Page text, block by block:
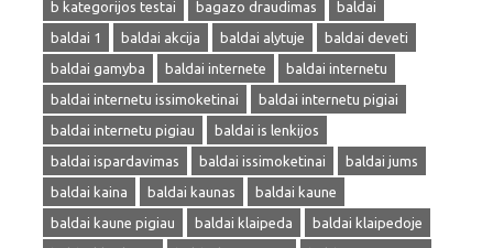
b kategorijos testai
bagazo draudimas
baldai
baldai 1
baldai akcija baldai alytuje
baldai deveti
baldai gamyba
baldai internete
baldai internetu
baldai internetu issimoketinai
baldai internetu pigiai
baldai internetu pigiau
baldai is lenkijos
baldai ispardavimas
baldai issimoketinai
baldai jums
baldai kaina
baldai kaunas
baldai kaune
baldai kaune pigiau
baldai klaipeda
baldai klaipedoje